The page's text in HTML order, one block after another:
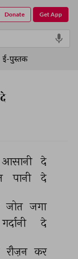
आसानी
दे
पानी दे
जोत जगा
गर्दानी दे
रौज़न कर
Get App
Donate
ई-पुस्तक